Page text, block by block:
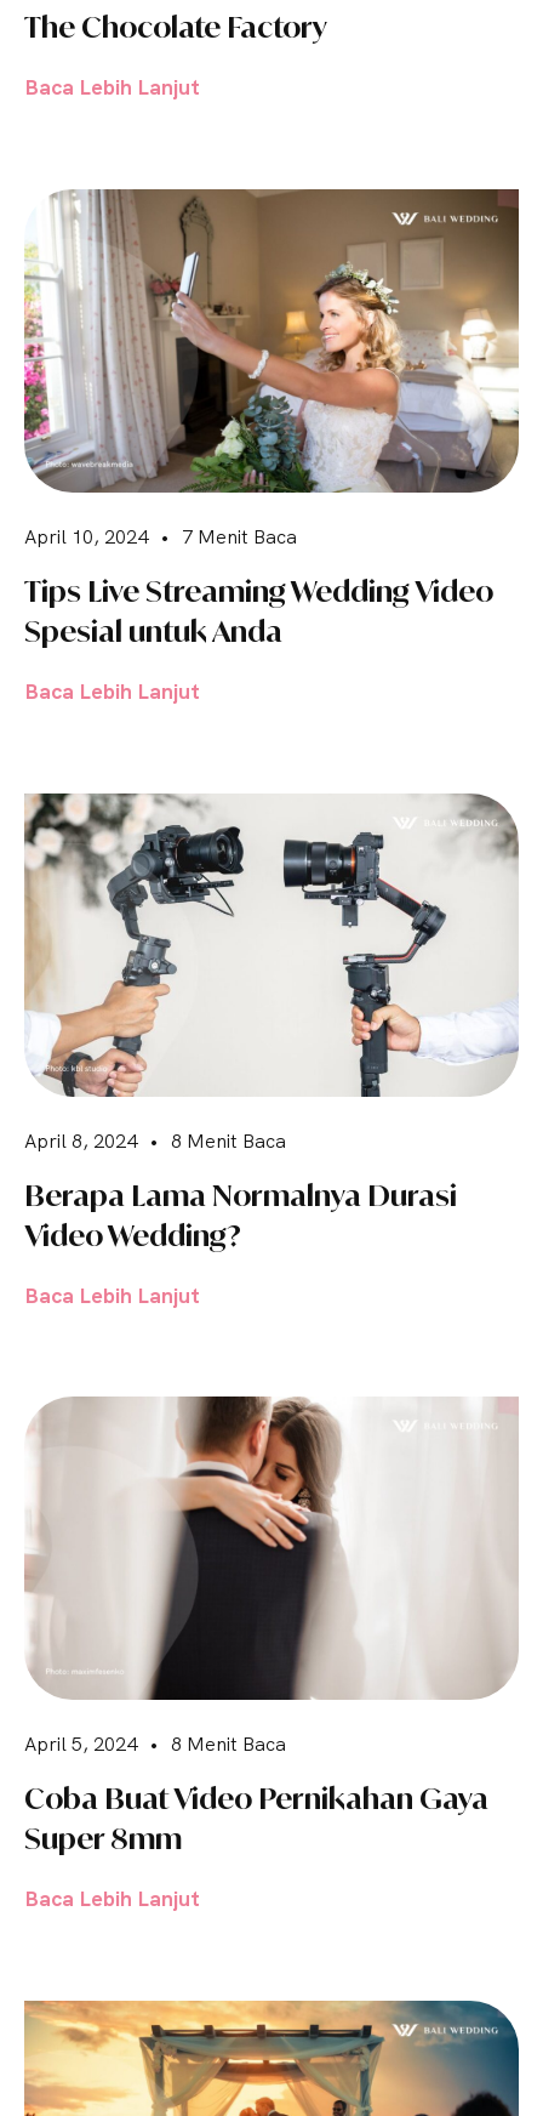
The Chocolate Factory
Baca Lebih Lanjut
April 10, 2024 • 7 Menit Baca
Tips Live Streaming Wedding Video
Spesial untuk Anda
Baca Lebih Lanjut
April 8, 2024 • 8 Menit Baca
Berapa Lama Normalnya Durasi
Video Wedding?
Baca Lebih Lanjut
April 5, 2024 • 8 Menit Baca
Coba Buat Video Pernikahan Gaya
Super 8mm
Baca Lebih Lanjut